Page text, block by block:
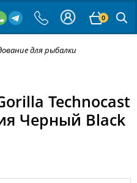
0
для рыбалки
Technocast
Черный Black